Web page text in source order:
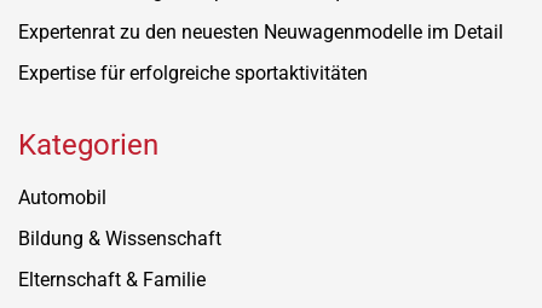
Expertenrat zu den neuesten Neuwagenmodelle im Detail
Expertise für erfolgreiche sportaktivitäten
Kategorien
Automobil
Bildung & Wissenschaft
Elternschaft & Familie